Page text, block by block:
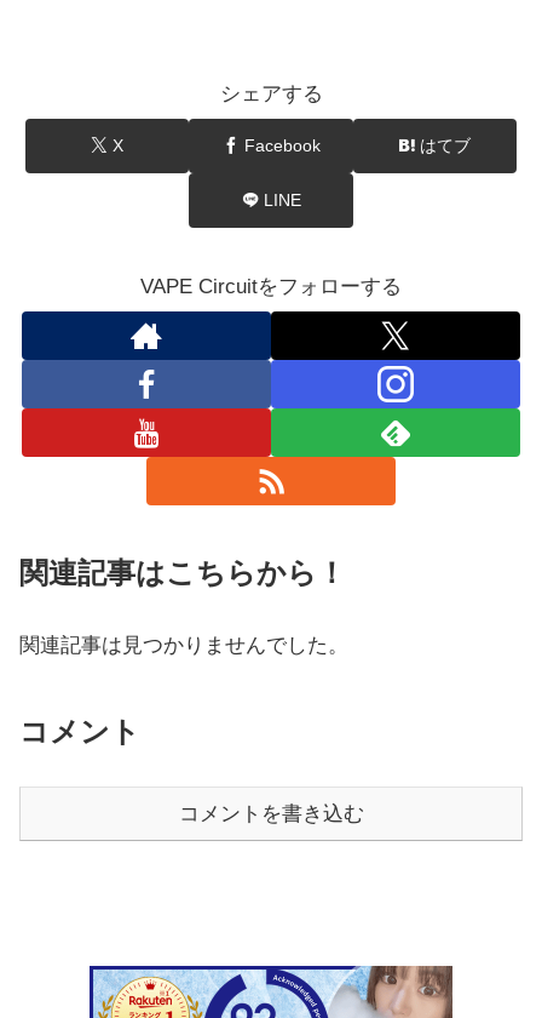
シェアする
X Facebook はてブ
LINE
VAPE Circuitをフォローする
関連記事はこちらから！
関連記事は見つかりませんでした。
コメント
コメントを書き込む